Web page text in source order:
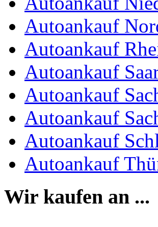
Autoankauf
Autoankauf
Autoankauf
Autoankauf
Autoankauf
Autoankauf
Autoankauf
Wir kaufen an ...